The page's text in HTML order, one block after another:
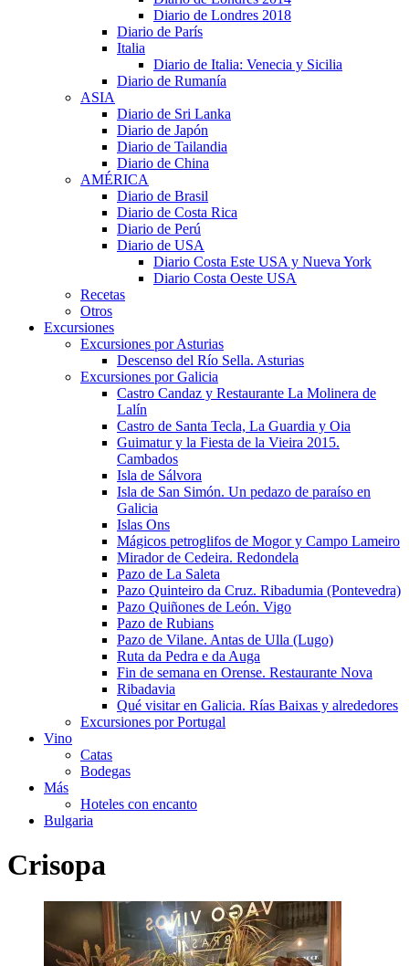
Diario de Londres 2018
Diario de París
Italia
Diario de Italia: Venecia y Sicilia
Diario de Rumanía
ASIA
Diario de Sri Lanka
Diario de Japón
Diario de Tailandia
Diario de China
AMÉRICA
Diario de Brasil
Diario de Costa Rica
Diario de Perú
Diario de USA
Diario Costa Este USA y Nueva York
Diario Costa Oeste USA
Recetas
Otros
Excursiones
Excursiones por Asturias
Descenso del Río Sella. Asturias
Excursiones por Galicia
Castro Candaz y Restaurante La Molinera de
Lalín
Castro de Santa Tecla, La Guardia y Oia
Guimatur y la Fiesta de la Vieira 2015.
Cambados
Isla de Sálvora
Isla de San Simón. Un pedazo de paraíso en
Galicia
Islas Ons
Mágicos petroglifos de Mogor y Campo Lameiro
Mirador de Cedeira. Redondela
Pazo de La Saleta
Pazo Quinteiro da Cruz. Ribadumia (Pontevedra)
Pazo Quiñones de León. Vigo
Pazo de Rubians
Pazo de Vilane. Antas de Ulla (Lugo)
Ruta da Pedra e da Auga
Fin de semana en Orense. Restaurante Nova
Ribadavia
Qué visitar en Galicia. Rías Baixas y alrededores
Excursiones por Portugal
Vino
Catas
Bodegas
Más
Hoteles con encanto
Bulgaria
Crisopa